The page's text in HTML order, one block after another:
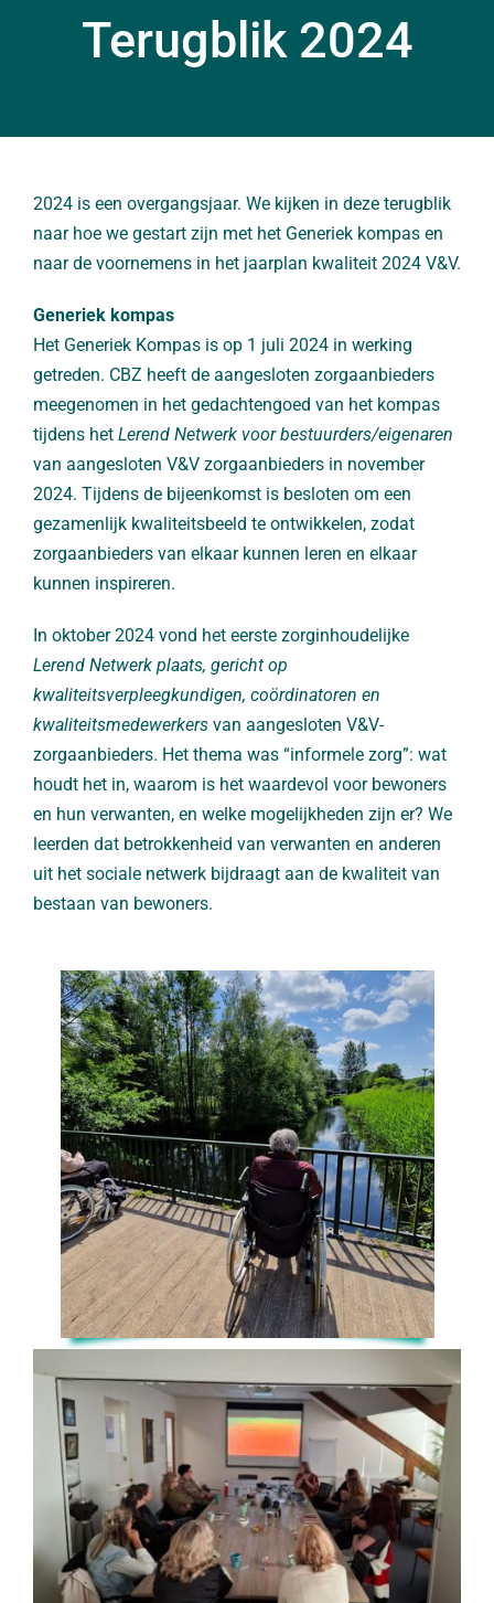
Terugblik 2024
2024 is een overgangsjaar. We kijken in deze terugblik
naar hoe we gestart zijn met het Generiek kompas en
naar de voornemens in het jaarplan kwaliteit 2024 V&V.
Generiek kompas
Het Generiek Kompas is op 1 juli 2024 in werking
getreden. CBZ heeft de aangesloten zorgaanbieders
meegenomen in het gedachtengoed van het kompas
tijdens het Lerend Netwerk voor bestuurders/eigenaren
van aangesloten V&V zorgaanbieders in november
2024. Tijdens de bijeenkomst is besloten om een
gezamenlijk kwaliteitsbeeld te ontwikkelen, zodat
zorgaanbieders van elkaar kunnen leren en elkaar
kunnen inspireren.
In oktober 2024 vond het eerste zorginhoudelijke
Lerend Netwerk plaats, gericht op
kwaliteitsverpleegkundigen, coördinatoren en
kwaliteitsmedewerkersvan aangesloten V&V-
zorgaanbieders. Het thema was “informele zorg”: wat
houdt het in, waarom is het waardevol voor bewoners
en hun verwanten, en welke mogelijkheden zijn er? We
leerden dat betrokkenheid van verwanten en anderen
uit het sociale netwerk bijdraagt aan de kwaliteit van
bestaan van bewoners.